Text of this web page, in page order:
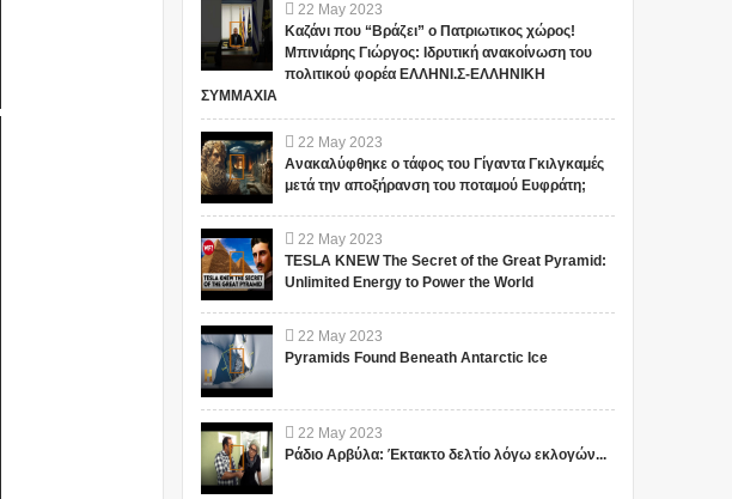
22 May 2023
Καζάνι που “Βράζει” ο Πατριωτικος χώρος!
Μπινιάρης Γιώργος: Ιδρυτική ανακοίνωση του
πολιτικού φορέα ΕΛΛΗΝΙ.Σ-ΕΛΛΗΝΙΚΗ
ΣΥΜΜΑΧΙΑ
22 May 2023
Ανακαλύφθηκε ο τάφος του Γίγαντα Γκιλγκαμές
μετά την αποξήρανση του ποταμού Ευφράτη;
22 May 2023
TESLA KNEW The Secret of the Great Pyramid:
Unlimited Energy to Power the World
22 May 2023
Pyramids Found Beneath Antarctic Ice
22 May 2023
Ράδιο Αρβύλα: Έκτακτο δελτίο λόγω εκλογών...